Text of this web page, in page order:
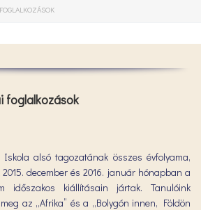
foglalkozások
alsó tagozatának összes évfolyama,
december és 2016. január hónapban a
időszakos kiállításain jártak. Tanulóink
az „Afrika” és a „Bolygón innen, Földön